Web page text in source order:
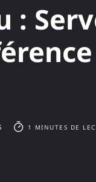
:
1 MINUTES DE